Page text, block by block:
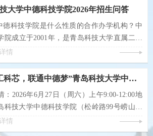
大学中德科技学院2026年招生问答
德科技学院是什么性质的合作办学机构？中
院成立于2001年，是青岛科技大学直属二级
青岛科技大学与德国帕德博恩大学、锡根大
伦茨应用科技大学合作组建，是经教育部批
本科学历教育的中外合作办学机构，纳入中
。2011年，与伊尔梅瑙工业大学签署合作协
我院国内优秀毕业生赴德攻读硕士学位，提
办学层次。2012年与帕...
详情
“匠造工科芯，联通中德梦”青岛科技大学中德科技学院2026年“校园开放日”诚邀您的到来！
：2026年6月27日（周六）上午9:00-12:00地
科技大学中德科技学院（松岭路99号崂山校
号楼）邀请对象：2026届高考毕业生及家长
个家庭2-3人参加）深耕工科沃土，融汇德式
详情